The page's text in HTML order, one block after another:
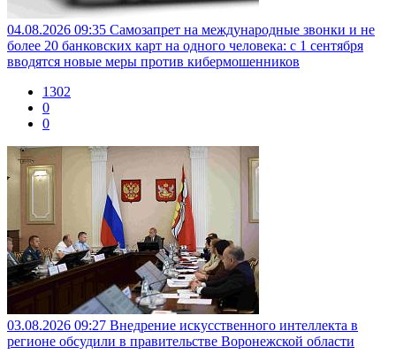
04.08.2026 09:35 Самозапрет на международные звонки и не
более 20 банковских карт на одного человека: с 1 сентября
вводятся новые меры против кибермошенников
1302
0
0
03.08.2026 09:27 Внедрение искусственного интеллекта в
регионе обсудили в правительстве Воронежской области